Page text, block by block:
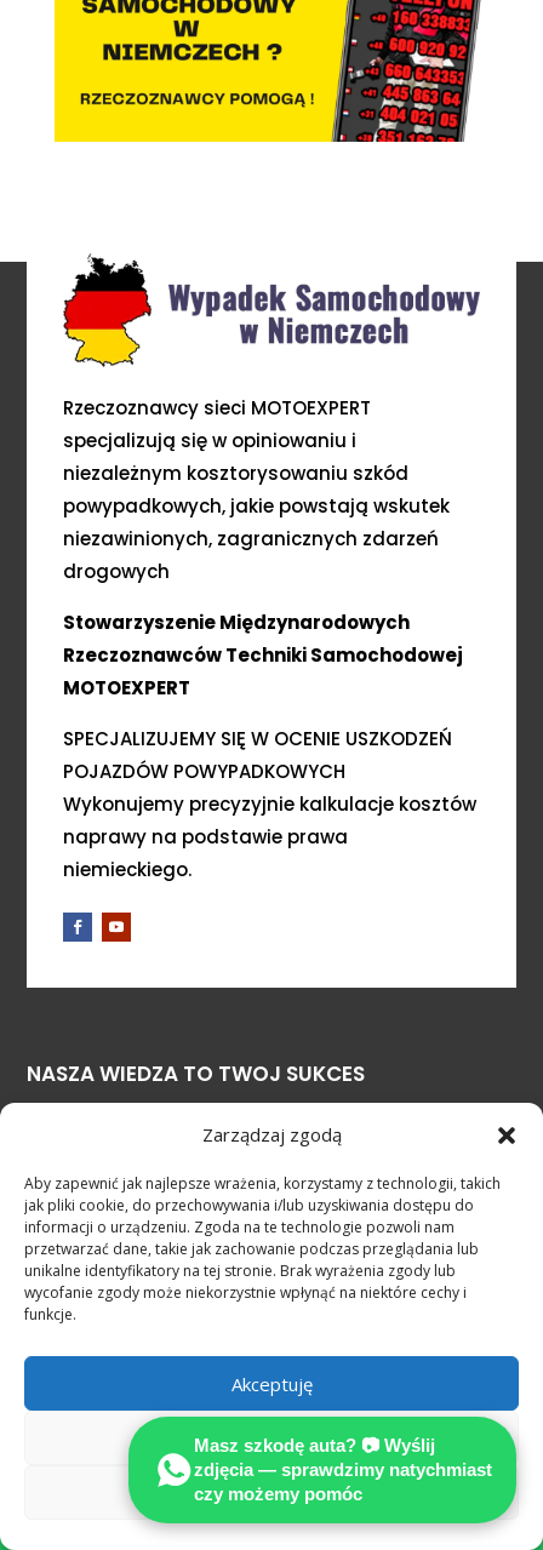
Zarządzaj zgodą
Aby zapewnić jak najlepsze wrażenia, korzystamy z technologii, takich
jak pliki cookie, do przechowywania i/lub uzyskiwania dostępu do
informacji o urządzeniu. Zgoda na te technologie pozwoli nam
przetwarzać dane, takie jak zachowanie podczas przeglądania lub
unikalne identyfikatory na tej stronie. Brak wyrażenia zgody lub
wycofanie zgody może niekorzystnie wpłynąć na niektóre cechy i
funkcje.
Akceptuję
Odmów
Zobacz preferencje
Rzeczoznawcy sieci MOTOEXPERT
specjalizują się w opiniowaniu i
niezależnym kosztorysowaniu szkód
powypadkowych, jakie powstają wskutek
niezawinionych, zagranicznych zdarzeń
drogowych
Stowarzyszenie Międzynarodowych
Rzeczoznawców Techniki Samochodowej
MOTOEXPERT
SPECJALIZUJEMY SIĘ W OCENIE USZKODZEŃ
POJAZDÓW POWYPADKOWYCH
Wykonujemy precyzyjnie kalkulacje kosztów
naprawy na podstawie prawa
niemieckiego.
NASZA WIEDZA TO TWOJ SUKCES
Ekspertyza techniczna pojazdu
a decyzja o odszkodowaniu
według standardów MOTOEX
samochodowy Niemcy
— pomoc po polsku
po wypadku w
Niemczech
Miałeś niezawiniony wypadek w

Masz szkodę auta? 📷 Wyślij
zdjęcia — sprawdzimy natychmiast
czy możemy pomóc